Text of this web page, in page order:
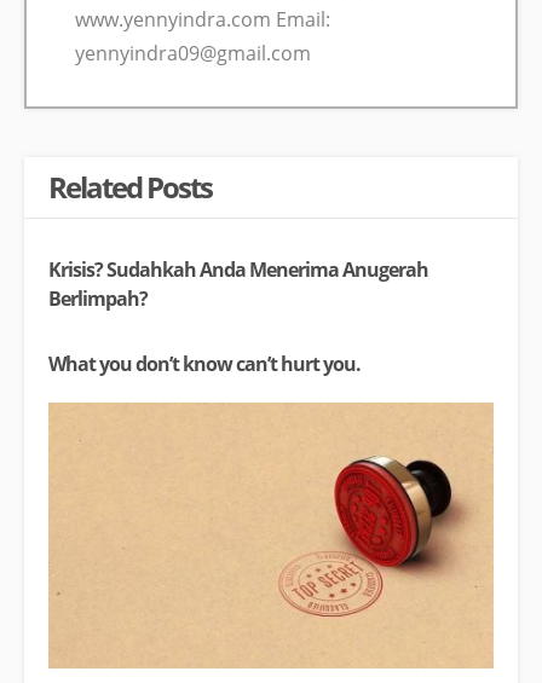
www.yennyindra.com Email:
yennyindra09@gmail.com
Related Posts
Krisis? Sudahkah Anda Menerima Anugerah
Berlimpah?
What you don’t know can’t hurt you.